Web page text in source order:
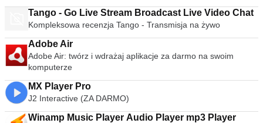
Tango - Go Live Stream Broadcast Live Video Chat
Kompleksowa recenzja Tango - Transmisja na żywo
Adobe Air
Adobe Air: twórz i wdrażaj aplikacje za darmo na swoim
komputerze
MX Player Pro
J2 Interactive (ZA DARMO)
Winamp Music Player Audio Player mp3 Player